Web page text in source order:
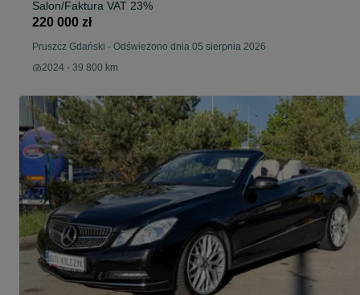
Salon/Faktura VAT 23%
220 000 zł
Pruszcz Gdański - Odświeżono dnia 05 sierpnia 2026
2024 - 39 800 km